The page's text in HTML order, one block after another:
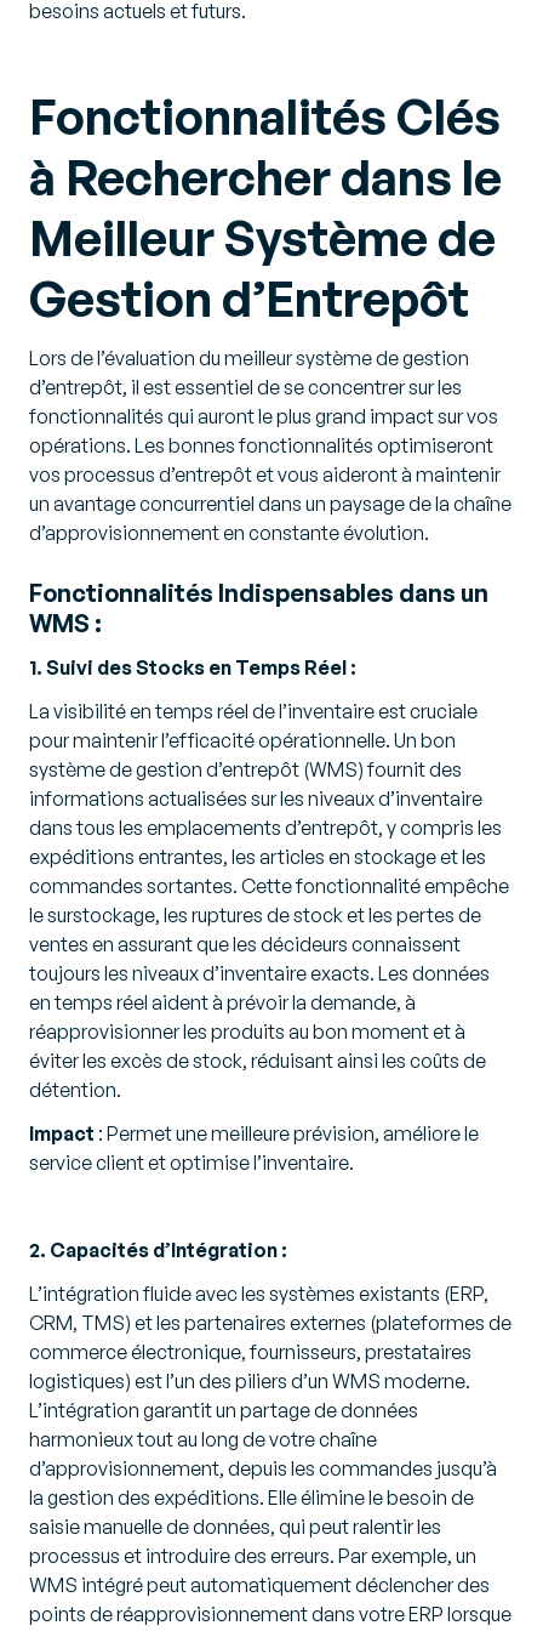
besoins actuels et futurs.
Fonctionnalités Clés
à Rechercher dans le
Meilleur Système de
Gestion d’Entrepôt
Lors de l’évaluation du meilleur système de gestion
d’entrepôt, il est essentiel de se concentrer sur les
fonctionnalités qui auront le plus grand impact sur vos
opérations. Les bonnes fonctionnalités optimiseront
vos processus d’entrepôt et vous aideront à maintenir
un avantage concurrentiel dans un paysage de la chaîne
d’approvisionnement en constante évolution.
Fonctionnalités Indispensables dans un
WMS :
1. Suivi des Stocks en Temps Réel :
La visibilité en temps réel de l’inventaire est cruciale
pour maintenir l’efficacité opérationnelle. Un bon
système de gestion d’entrepôt (WMS) fournit des
informations actualisées sur les niveaux d’inventaire
dans tous les emplacements d’entrepôt, y compris les
expéditions entrantes, les articles en stockage et les
commandes sortantes. Cette fonctionnalité empêche
le surstockage, les ruptures de stock et les pertes de
ventes en assurant que les décideurs connaissent
toujours les niveaux d’inventaire exacts. Les données
en temps réel aident à prévoir la demande, à
réapprovisionner les produits au bon moment et à
éviter les excès de stock, réduisant ainsi les coûts de
détention.
Impact : Permet une meilleure prévision, améliore le
service client et optimise l’inventaire.
2. Capacités d’Intégration :
L’intégration fluide avec les systèmes existants (ERP,
CRM, TMS) et les partenaires externes (plateformes de
commerce électronique, fournisseurs, prestataires
logistiques) est l’un des piliers d’un WMS moderne.
L’intégration garantit un partage de données
harmonieux tout au long de votre chaîne
d’approvisionnement, depuis les commandes jusqu’à
la gestion des expéditions. Elle élimine le besoin de
saisie manuelle de données, qui peut ralentir les
processus et introduire des erreurs. Par exemple, un
WMS intégré peut automatiquement déclencher des
points de réapprovisionnement dans votre ERP lorsque